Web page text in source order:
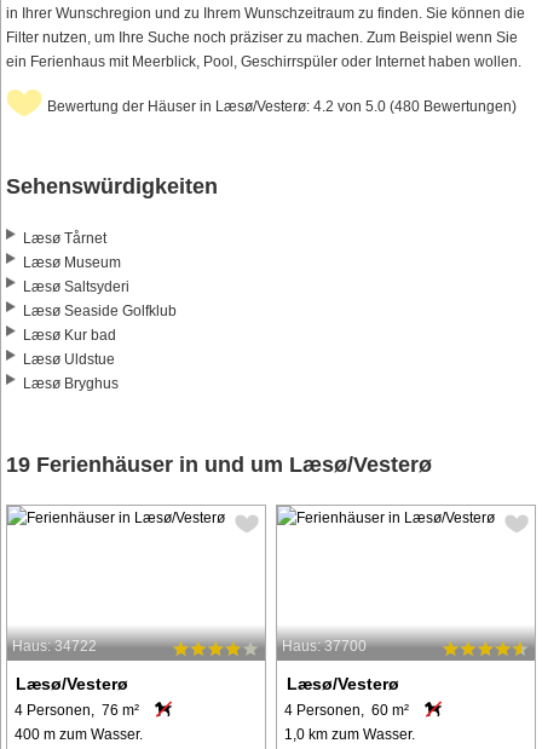
in Ihrer Wunschregion und zu Ihrem Wunschzeitraum zu finden. Sie können die
Filter nutzen, um Ihre Suche noch präziser zu machen. Zum Beispiel wenn Sie
ein Ferienhaus mit Meerblick, Pool, Geschirrspüler oder Internet haben wollen.
Bewertung der Häuser in Læsø/Vesterø: 4.2 von 5.0 (480 Bewertungen)
Sehenswürdigkeiten
Læsø Tårnet
Læsø Museum
Læsø Saltsyderi
Læsø Seaside Golfklub
Læsø Kur bad
Læsø Uldstue
Læsø Bryghus
19 Ferienhäuser in und um Læsø/Vesterø
Haus: 34722
Læsø/Vesterø
4 Personen, 76 m²
400 m zum Wasser.
Haus: 37700
Læsø/Vesterø
4 Personen, 60 m²
1,0 km zum Wasser.